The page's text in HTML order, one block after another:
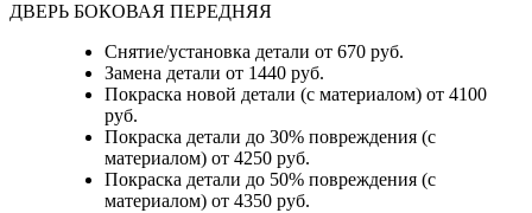
ДВЕРЬ БОКОВАЯ ПЕРЕДНЯЯ
Снятие/установка детали от 670 руб.
Замена детали от 1440 руб.
Покраска новой детали (с материалом) от 4100
руб.
Покраска детали до 30% повреждения (с
материалом) от 4250 руб.
Покраска детали до 50% повреждения (с
материалом) от 4350 руб.